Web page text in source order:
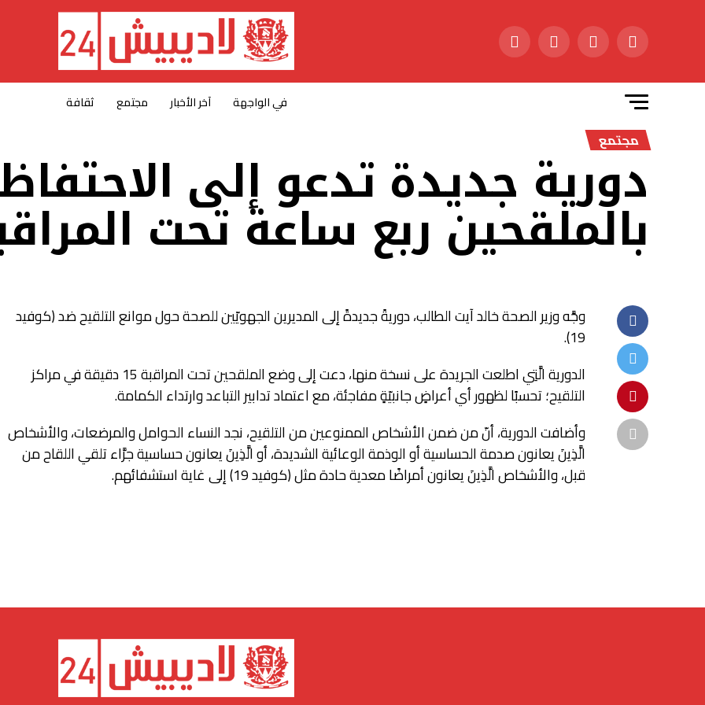
في الواجهة آخر الأخبار مجتمع ثقافة
مجتمع
دورية جديدة تدعو إلى الاحتفاظ
بالملقحين ربع ساعة تحت
وجَّه وزير الصحة خالد آيت الطالب، دوريةً جديدةً إلى المديرين الجهويّين للصحة حول موانع التلقيح ضد (كوفيد
19).
الدورية الَّتِي اطلعت الجريدة على نسخة منها، دعت إلى وضع الملقحين تحت المراقبة 15 دقيقة في مراكز
التلقيح؛ تحسبًا لظهور أي أعراضٍ جانبيّةٍ مفاجئة، مع اعتماد تدابير التباعد وارتداء الكمامة.
وأضافت الدورية، أنّ من ضمن الأشخاص الممنوعين من التلقيح، نجد النساء الحوامل والمرضعات، والأشخاص
الَّذِينَ يعانون صدمة الحساسية أو الوذمة الوعائية الشديدة، أو الَّذِينَ يعانون حساسية جرَّاء تلقي اللقاح من
قبل، والأشخاص الَّذِينَ يعانون أمراضًا معدية حادة مثل (كوفيد 19) إلى غاية استشفائهم.